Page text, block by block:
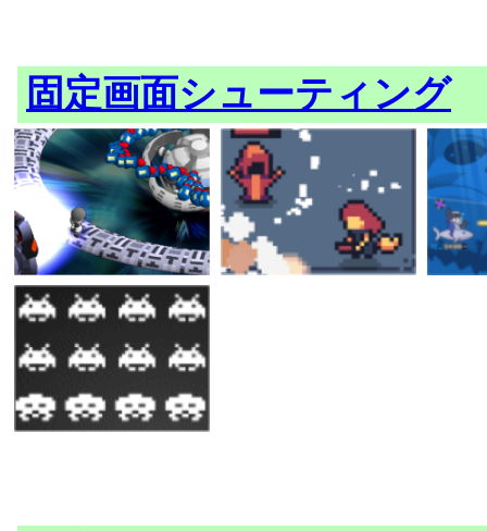
固定画面シューティング